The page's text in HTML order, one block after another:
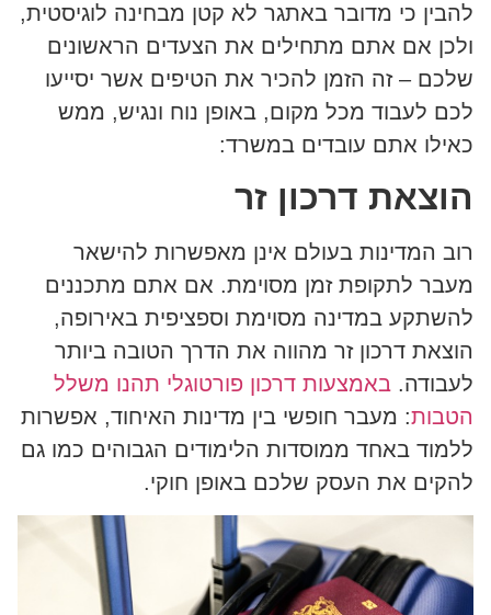
להבין כי מדובר באתגר לא קטן מבחינה לוגיסטית,
ולכן אם אתם מתחילים את הצעדים הראשונים
שלכם – זה הזמן להכיר את הטיפים אשר יסייעו
לכם לעבוד מכל מקום, באופן נוח ונגיש, ממש
כאילו אתם עובדים במשרד:
הוצאת דרכון זר
רוב המדינות בעולם אינן מאפשרות להישאר
מעבר לתקופת זמן מסוימת. אם אתם מתכננים
להשתקע במדינה מסוימת וספציפית באירופה,
הוצאת דרכון זר מהווה את הדרך הטובה ביותר
לעבודה.באמצעות דרכון פורטוגלי תהנו משלל
הטבות: מעבר חופשי בין מדינות האיחוד, אפשרות
ללמוד באחד ממוסדות הלימודים הגבוהים כמו גם
להקים את העסק שלכם באופן חוקי.